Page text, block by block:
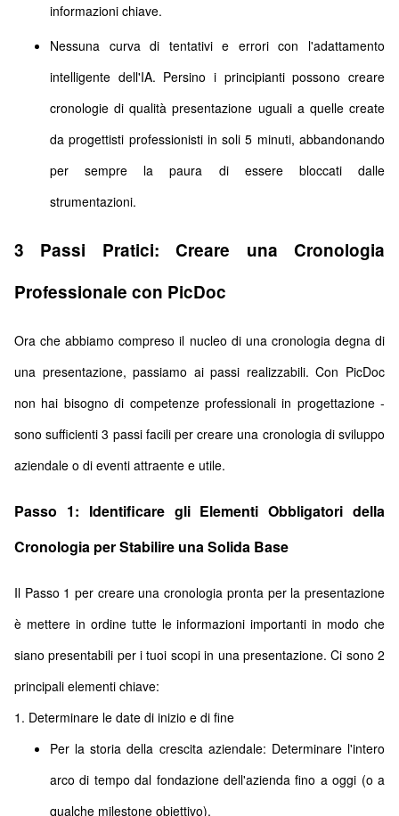
informazioni chiave.
Nessuna curva di tentativi e errori con l'adattamento
intelligente dell'IA. Persino i principianti possono creare
cronologie di qualità presentazione uguali a quelle create
da progettisti professionisti in soli 5 minuti, abbandonando
per sempre la paura di essere bloccati dalle
strumentazioni.
3 Passi Pratici: Creare una Cronologia
Professionale con PicDoc
Ora che abbiamo compreso il nucleo di una cronologia degna di
una presentazione, passiamo ai passi realizzabili. Con PicDoc
non hai bisogno di competenze professionali in progettazione -
sono sufficienti 3 passi facili per creare una cronologia di sviluppo
aziendale o di eventi attraente e utile.
Passo 1: Identificare gli Elementi Obbligatori della
Cronologia per Stabilire una Solida Base
Il Passo 1 per creare una cronologia pronta per la presentazione
è mettere in ordine tutte le informazioni importanti in modo che
siano presentabili per i tuoi scopi in una presentazione. Ci sono 2
principali elementi chiave:
1. Determinare le date di inizio e di fine
Per la storia della crescita aziendale: Determinare l'intero
arco di tempo dal fondazione dell'azienda fino a oggi (o a
qualche milestone obiettivo).